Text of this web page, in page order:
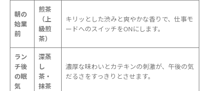
朝の
始業
前
煎茶
（上
級煎
茶）
キリッとした渋みと爽やかな香りで、仕事モ
ードへのスイッチをONにします。
ラン
チ後
の眠
気
深蒸
し
茶・
抹茶
濃厚な味わいとカテキンの刺激が、午後の気
だるさをすっきりとさせます。